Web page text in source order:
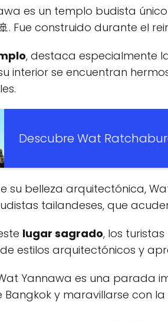
es un templo budista
Fue construido durante el
, destaca especialmente
interior se encuentran
Descubre Wat
su belleza arquitectónica,
tailandeses, que
lugar sagrado, los
estilos arquitectónicos y
Yannawa es una parada
Bangkok y maravillarse con